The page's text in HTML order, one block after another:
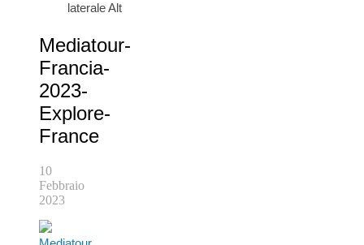
laterale Alt
Mediatour-
Francia-
2023-
Explore-
France
10
Febbraio
2023